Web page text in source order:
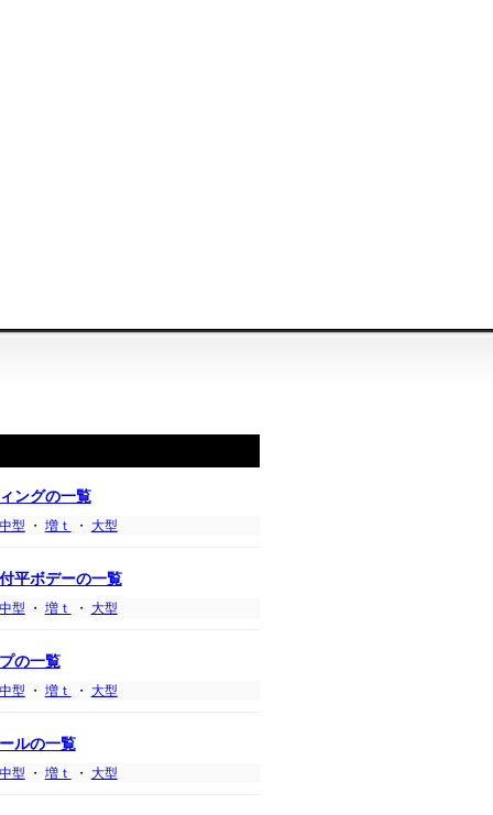
ングの一覧
中型 ・ 増ｔ ・ 大型
平ボデーの一覧
中型 ・ 増ｔ ・ 大型
の一覧
中型 ・ 増ｔ ・ 大型
ルの一覧
中型 ・ 増ｔ ・ 大型